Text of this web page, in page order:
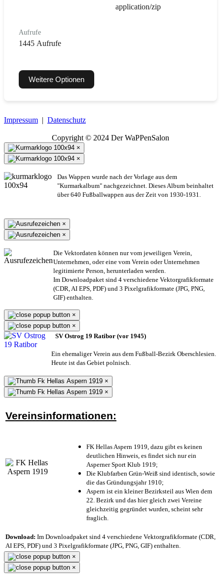
application/zip
Aufrufe
1445 Aufrufe
Weitere Optionen
Impressum | Datenschutz
Copyright © 2024 Der WaPPenSalon
×
×
Das Wappen wurde nach der Vorlage aus dem
"Kurmarkalbum" nachgezeichnet. Dieses Album beinhaltet
über 640 Fußballwappen aus der Zeit von 1930-1931.
×
×
Die Vektordaten können nur vom jeweiligen Verein,
Unternehmen, oder eine vom Verein oder Unternehmen
legitimierte Person, herunterladen werden.
Im Downloadpaket sind 4 verschiedene Vektorgrafikformate
(CDR, AI EPS, PDF) und 3 Pixelgrafikformate (JPG, PNG,
GIF) enthalten.
×
×
SV Ostrog 19 Ratibor (vor 1945)
Ein ehemaliger Verein aus dem Fußball-Bezirk Oberschlesien.
Heute ist das Gebiet polnisch.
×
×
Vereinsinformationen:
FK Hellas Aspern 1919, dazu gibt es keinen
deutlichen Hinweis, es findet sich nur ein
Asperner Sport Klub 1919;
Die Klubfarben Grün-Weiß sind identisch, sowie
die das Gründungsjahr 1910;
Aspern ist ein kleiner Bezirksteil aus Wien dem
22. Bezirk und das hier gleich zwei Vereine
gleichzeitig gegründet wurden, scheint sehr
fraglich.
Download: Im Downloadpaket sind 4 verschiedene Vektorgrafikformate (CDR,
AI EPS, PDF) und 3 Pixelgrafikformate (JPG, PNG, GIF) enthalten.
×
×